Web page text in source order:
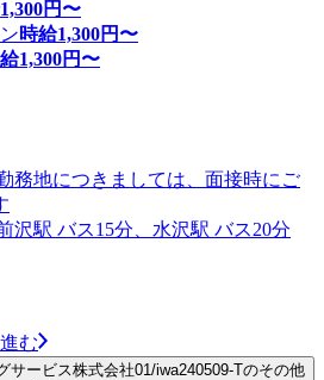
1,300円〜
時給1,300円〜
1,300円〜
務地につきましては、面接時にご
沢駅 バス15分、水沢駅 バス20分
む
サービス株式会社01/iwa240509-Tのその他